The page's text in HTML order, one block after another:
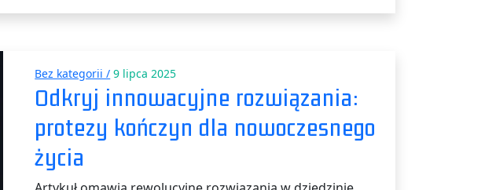
Bez kategorii / 9 lipca 2025
Odkryj innowacyjne rozwiązania:
protezy kończyn dla nowoczesnego
życia